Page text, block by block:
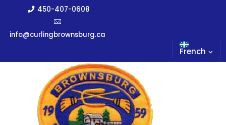
450-407-0608
info@curlingbrownsburg.ca
French